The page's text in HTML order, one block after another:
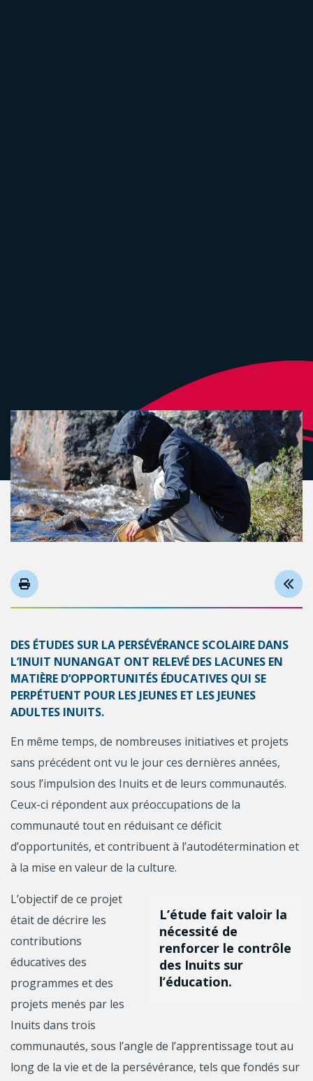
DES ÉTUDES SUR LA PERSÉVÉRANCE SCOLAIRE DANS
L’INUIT NUNANGAT ONT RELEVÉ DES LACUNES EN
MATIÈRE D’OPPORTUNITÉS ÉDUCATIVES QUI SE
PERPÉTUENT POUR LES JEUNES ET LES JEUNES
ADULTES INUITS.
En même temps, de nombreuses initiatives et projets
sans précédent ont vu le jour ces dernières années,
sous l’impulsion des Inuits et de leurs communautés.
Ceux-ci répondent aux préoccupations de la
communauté tout en réduisant ce déficit
d’opportunités, et contribuent à l’autodétermination et
à la mise en valeur de la culture.
L’étude fait valoir la
nécessité de
renforcer le contrôle
des Inuits sur
l’éducation.
L’objectif de ce projet
était de décrire les
contributions
éducatives des
programmes et des
projets menés par les
Inuits dans trois
communautés, sous l’angle de l’apprentissage tout au
long de la vie et de la persévérance, tels que fondés sur